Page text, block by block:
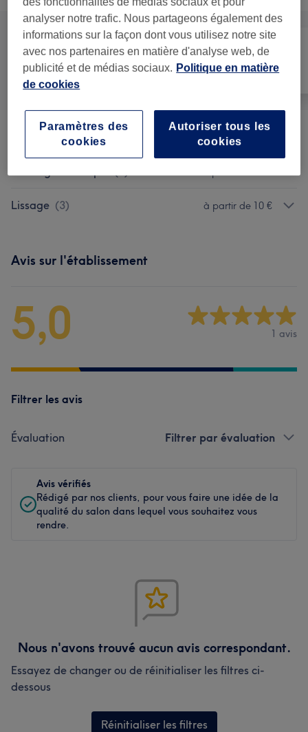
Tout Coiffure Massage
Blanchiment Dentaire à partir de 30 €
Lissage (3) à partir de 10 €
Avis sur l'établissement
5,0 1 avis
Filtrer les avis
Évaluation Filtrer par évaluation
Avis vérifiés
Rédigé par nos clients, pour vous faire une idée de la
qualité du salon dans lequel vous souhaitez vous
rendre.
Nous n'avons trouvé aucun avis correspondant.
Essayez de changer ou de réinitialiser les filtres ci-
dessous
Réinitialiser les filtres
analyser notre trafic. Nous partageons également des
informations sur la façon dont vous utilisez notre site
avec nos partenaires en matière d'analyse web, de
publicité et de médias sociaux. Politique en matière
de cookies
Autoriser tous les
cookies
Paramètres des
cookies